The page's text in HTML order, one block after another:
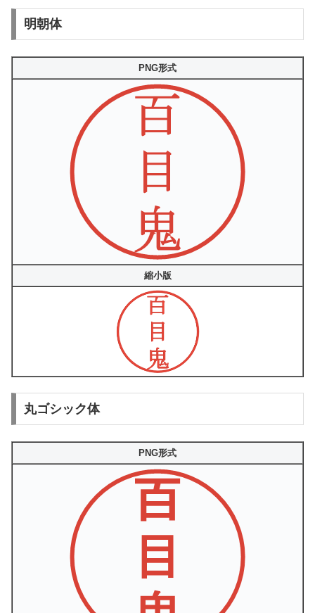
明朝体
PNG形式
縮小版
丸ゴシック体
PNG形式